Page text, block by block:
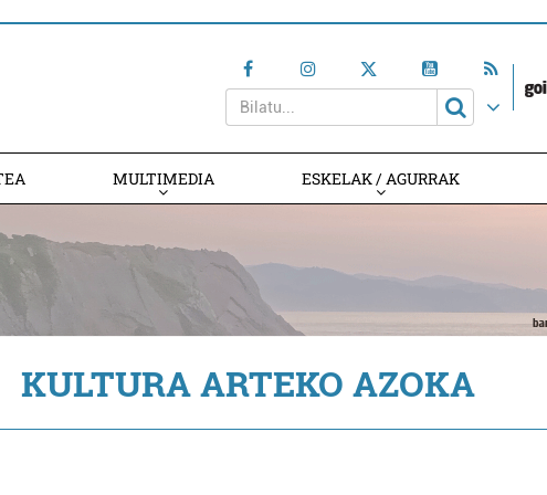
MULTIMEDIA ESKELAK / AGURRAK
KULTURA ARTEKO AZOKA